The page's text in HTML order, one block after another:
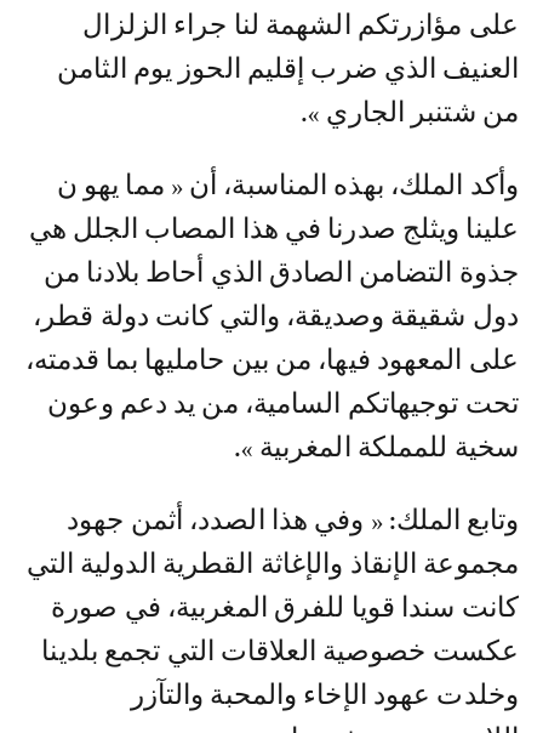
على مؤازرتكم الشهمة لنا جراء الزلزال
العنيف الذي ضرب إقليم الحوز يوم الثامن
من شتنبر الجاري ».
وأكد الملك، بهذه المناسبة، أن « مما يهو ن
علينا ويثلج صدرنا في هذا المصاب الجلل هي
جذوة التضامن الصادق الذي أحاط بلادنا من
دول شقيقة وصديقة، والتي كانت دولة قطر،
على المعهود فيها، من بين حامليها بما قدمته،
تحت توجيهاتكم السامية، من يد دعم وعون
سخية للمملكة المغربية ».
وتابع الملك: « وفي هذا الصدد، أثمن جهود
مجموعة الإنقاذ والإغاثة القطرية الدولية التي
كانت سندا قويا للفرق المغربية، في صورة
عكست خصوصية العلاقات التي تجمع بلدينا
وخلدت عهود الإخاء والمحبة والتآزر